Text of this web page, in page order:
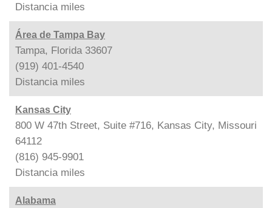
Distancia miles
Área de Tampa Bay
Tampa, Florida 33607
(919) 401-4540
Distancia miles
Kansas City
800 W 47th Street, Suite #716, Kansas City, Missouri
64112
(816) 945-9901
Distancia miles
Alabama